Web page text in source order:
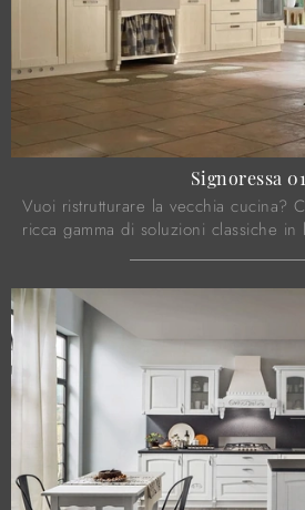
Signoressa 01
Vuoi ristrutturare la vecchia cucina?
ricca gamma di soluzioni classiche